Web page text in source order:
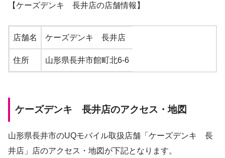
【ケーズデンキ 長井店の店舗情報】
店舗名 ケーズデンキ 長井店
住所 山形県長井市館町北6-6
ケーズデンキ 長井店のアクセス・地図
山形県長井市のUQモバイル取扱店舗「ケーズデンキ 長
井店」店のアクセス・地図が下記となります。